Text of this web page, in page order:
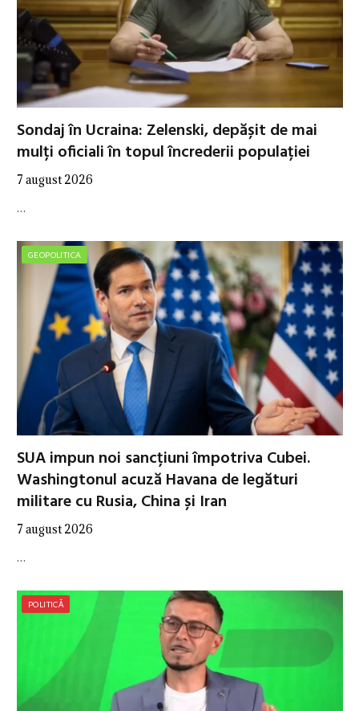
Sondaj în Ucraina: Zelenski, depășit de mai
mulți oficiali în topul încrederii populației
7 august 2026
…
GEOPOLITICA
SUA impun noi sancțiuni împotriva Cubei.
Washingtonul acuză Havana de legături
militare cu Rusia, China și Iran
7 august 2026
…
POLITICĂ